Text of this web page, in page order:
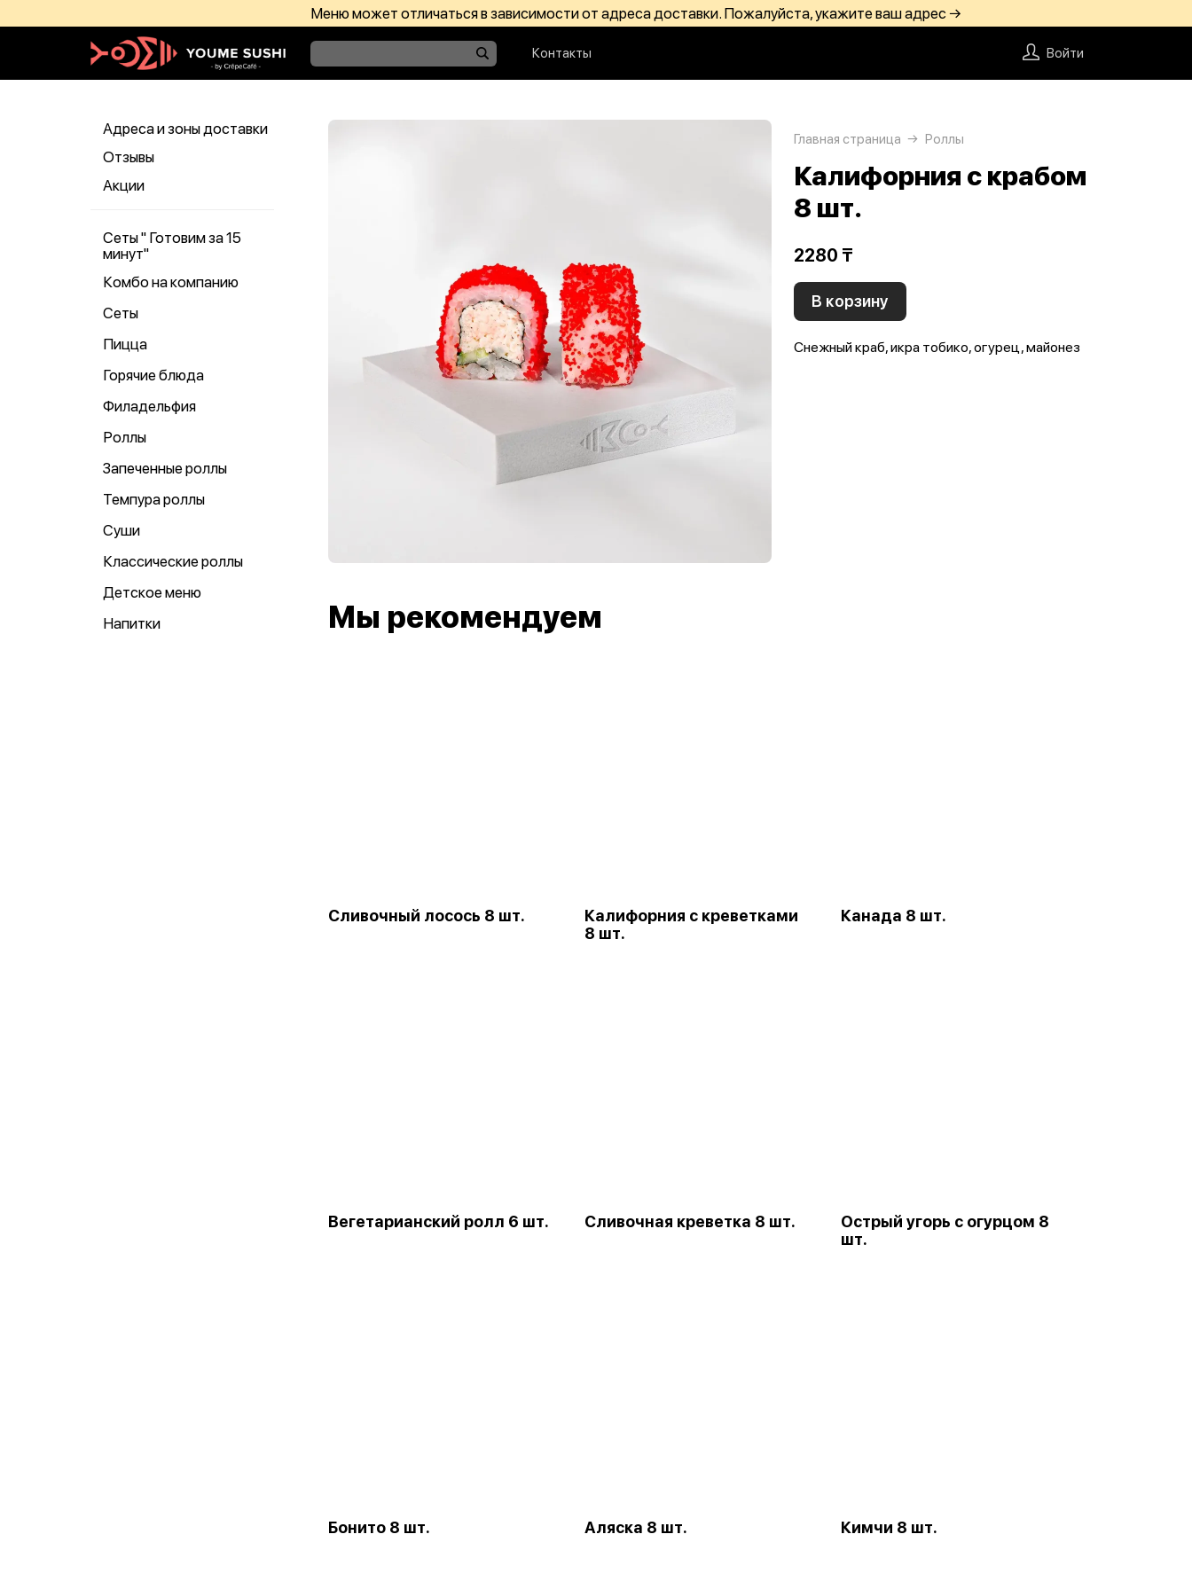
Меню может отличаться в зависимости от адреса доставки. Пожалуйста, укажите ваш адрес →
Контакты Войти
Адреса и зоны доставки
Отзывы
Акции
Сеты " Готовим за 15
минут"
Комбо на компанию
Сеты
Пицца
Горячие блюда
Филадельфия
Роллы
Запеченные роллы
Темпура роллы
Суши
Классические роллы
Детское меню
Напитки
Главная страница Роллы
Калифорния с крабом
8 шт.
2280 ₸
В корзину
Снежный краб, икра тобико, огурец, майонез
Мы рекомендуем
Сливочный лосось 8 шт.
Калифорния с креветками
8 шт.
Канада 8 шт.
Вегетарианский ролл 6 шт. Сливочная креветка 8 шт.
Острый угорь с огурцом 8
шт.
Бонито 8 шт. Аляска 8 шт. Кимчи 8 шт.